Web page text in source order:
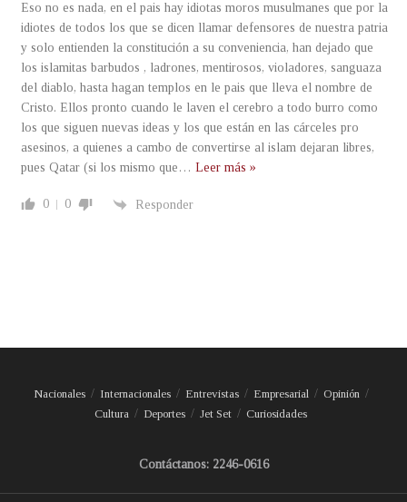
Eso no es nada, en el pais hay idiotas moros musulmanes que por la
idiotes de todos los que se dicen llamar defensores de nuestra patria
y solo entienden la constitución a su conveniencia, han dejado que
los islamitas barbudos , ladrones, mentirosos, violadores, sanguaza
del diablo, hasta hagan templos en le pais que lleva el nombre de
Cristo. Ellos pronto cuando le laven el cerebro a todo burro como
los que siguen nuevas ideas y los que están en las cárceles pro
asesinos, a quienes a cambo de convertirse al islam dejaran libres,
pues Qatar (si los mismo que … Leer más »
0 0 Responder
Nacionales Internacionales Entrevistas Empresarial
Opinión
Cultura
Deportes Jet Set Curiosidades
Contáctanos: 2246-0616